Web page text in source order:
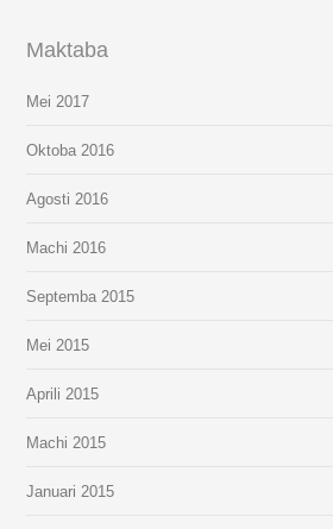
Maktaba
Mei 2017
Oktoba 2016
Agosti 2016
Machi 2016
Septemba 2015
Mei 2015
Aprili 2015
Machi 2015
Januari 2015